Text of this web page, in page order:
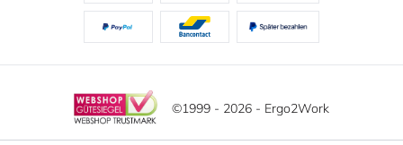
©1999 - 2026 - Ergo2Work